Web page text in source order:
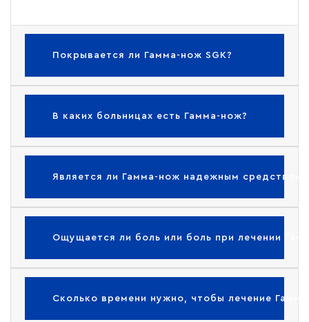
Покрывается ли Гамма-нож SGK?
В каких больницах есть Гамма-нож?
Является ли Гамма-нож надежным средством
Ощущается ли боль или боль при лечении
Сколько времени нужно, чтобы лечение